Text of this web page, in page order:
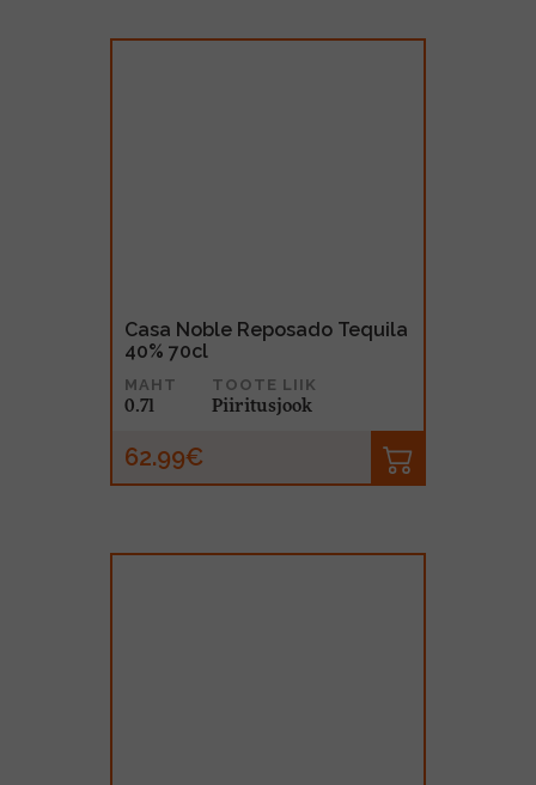
Casa Noble Reposado Tequila
40% 70cl
MAHT
0.7l
TOOTE LIIK
Piiritusjook
62.99€